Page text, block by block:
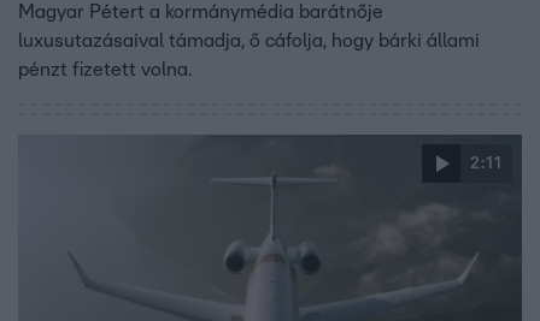
Magyar Pétert a kormánymédia barátnője
luxusutazásaival támadja, ő cáfolja, hogy bárki állami
pénzt fizetett volna.
2:11